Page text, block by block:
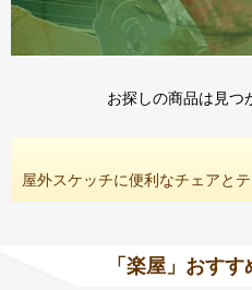
お探しの商品は見つ
屋外スケッチに便利なチェアと
「楽屋」おす